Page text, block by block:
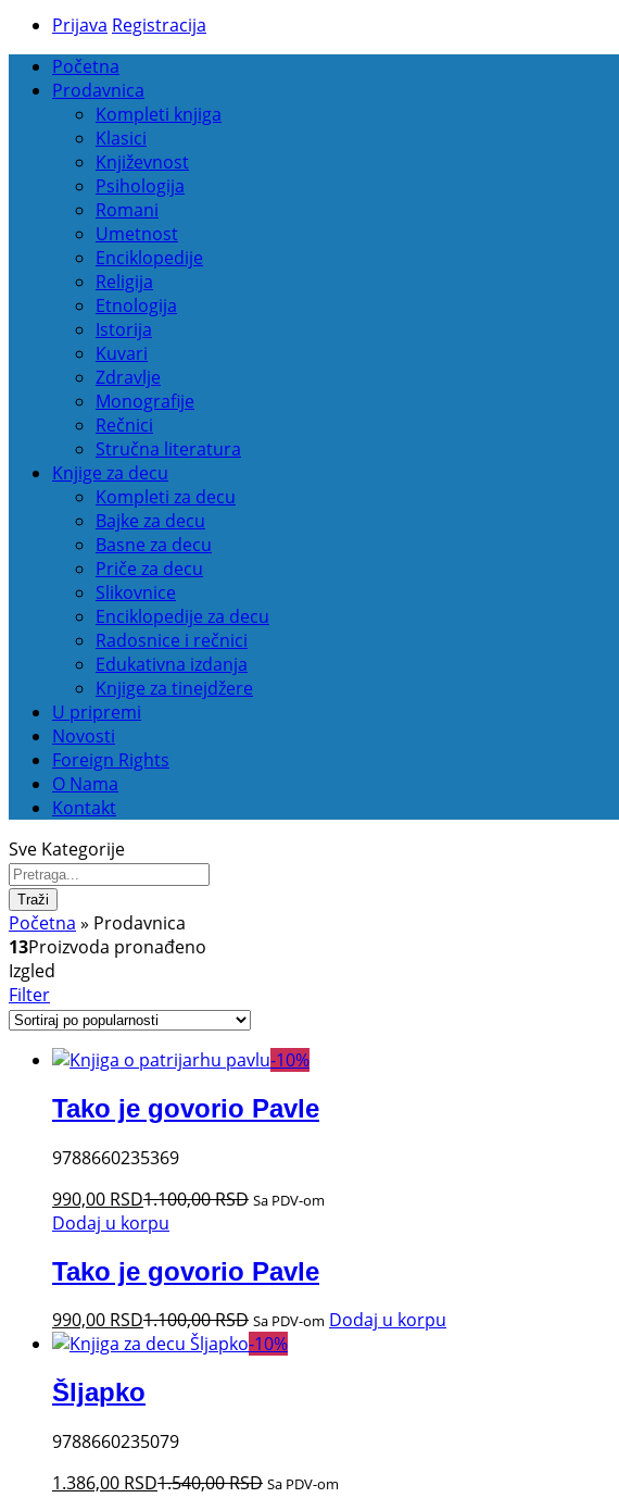
Prijava Registracija
Početna
Prodavnica
Kompleti knjiga
Klasici
Književnost
Psihologija
Romani
Umetnost
Enciklopedije
Religija
Etnologija
Istorija
Kuvari
Zdravlje
Monografije
Rečnici
Stručna literatura
Knjige za decu
Kompleti za decu
Bajke za decu
Basne za decu
Priče za decu
Slikovnice
Enciklopedije za decu
Radosnice i rečnici
Edukativna izdanja
Knjige za tinejdžere
U pripremi
Novosti
Foreign Rights
O Nama
Kontakt
Sve Kategorije
Traži
Početna » Prodavnica
13Proizvoda pronađeno
Izgled
Filter
-10%
Tako je govorio Pavle
9788660235369
990,00 RSD1.100,00RSD Sa PDV-om
Dodaj u korpu
Tako je govorio Pavle
990,00 RSD1.100,00RSD Sa PDV-om Dodaj u korpu
-10%
Šljapko
9788660235079
1.386,00 RSD1.540,00RSD Sa PDV-om